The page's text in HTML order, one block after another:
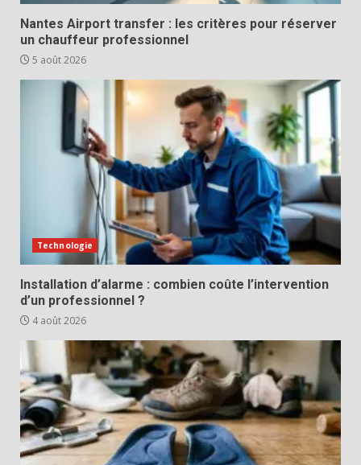
Nantes Airport transfer : les critères pour réserver
un chauffeur professionnel
5 août 2026
Technologie
Installation d’alarme : combien coûte l’intervention
d’un professionnel ?
4 août 2026